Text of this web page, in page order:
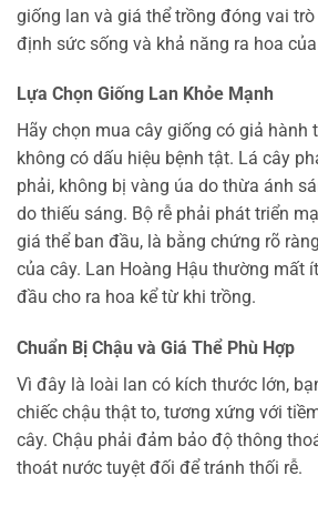
giống lan và giá thể trồng đóng vai
định sức sống và khả năng ra hoa
Lựa Chọn Giống Lan Khỏe Mạnh
Hãy chọn mua cây giống có giả hành
không có dấu hiệu bệnh tật. Lá cây
phải, không bị vàng úa do thừa ánh
do thiếu sáng. Bộ rễ phải phát triển
giá thể ban đầu, là bằng chứng rõ
của cây. Lan Hoàng Hậu thường mất
đầu cho ra hoa kể từ khi trồng.
Chuẩn Bị Chậu và Giá Thể Phù Hợp
Vì đây là loài lan có kích thước lớn,
chiếc chậu thật to, tương xứng với
cây. Chậu phải đảm bảo độ thông
thoát nước tuyệt đối để tránh thối rễ.